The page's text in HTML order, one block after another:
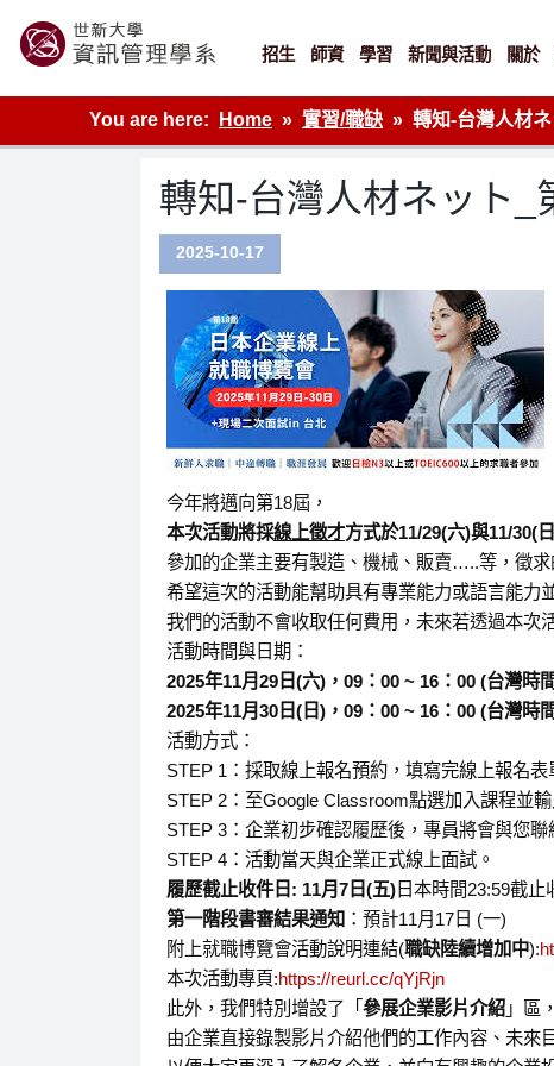
content
世新大學資管系網站
招生 師資 學習 新聞與活動 關於
You are here: Home 實習/職缺 轉知-台灣人材
轉知-台灣人材ネット_
2025-10-17
今年將邁向第18屆，
本次活動將採線上徵才方式於11/29(六)與11/30(
參加的企業主要有製造、機械、販賣…..等，徵
希望這次的活動能幫助具有專業能力或語言能力
我們的活動不會收取任何費用，未來若透過本次
活動時間與日期：
2025年11月29日(六)，09：00 ~ 16：00 (台灣時
2025年11月30日(日)，09：00 ~ 16：00 (台灣時
活動方式：
STEP 1：採取線上報名預約，填寫完線上報名表
STEP 2：至Google Classroom點選加入課程並
STEP 3：企業初步確認履歷後，專員將會與您聯
STEP 4：活動當天與企業正式線上面試。
履歷截止收件日: 11月7日(五)日本時間23:59截止
第一階段書審結果通知 ：預計11月17日 (一)
附上就職博覽會活動說明連結(職缺陸續增加中):
本次活動專頁:https://reurl.cc/qYjRjn
此外，我們特別增設了「參展企業影片介紹」區，
由企業直接錄製影片介紹他們的工作內容、未來